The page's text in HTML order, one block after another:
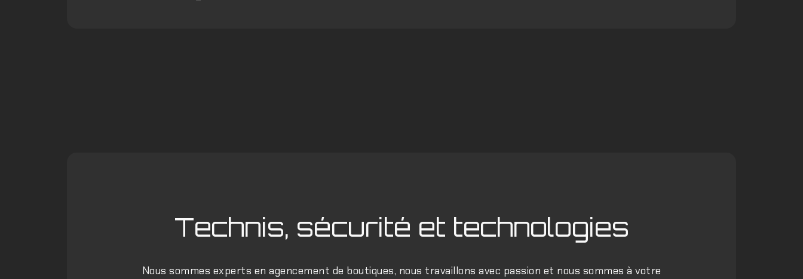
Technis, sécurité et technologies
Nous sommes experts en agencement de boutiques, nous travaillons avec passion et nous sommes à votre